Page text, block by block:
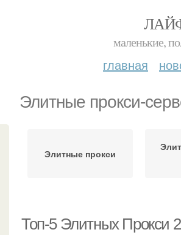
маленькие,
главная
Элитные прокси-
Элитные прокси
Топ-5 Элитных Прокси